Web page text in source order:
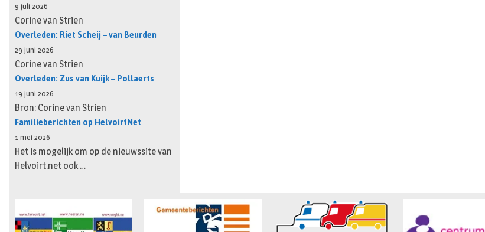
9 juli 2026
Corine van Strien
Overleden: Riet Scheij – van Beurden
29 juni 2026
Corine van Strien
Overleden: Zus van Kuijk – Pollaerts
19 juni 2026
Bron: Corine van Strien
Familieberichten op HelvoirtNet
1 mei 2026
Het is mogelijk om op de nieuwssite van
Helvoirt.net ook …